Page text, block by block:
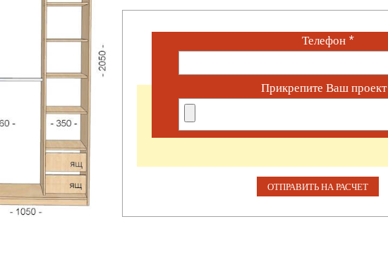
Телефон *
Прикрепите Ваш проект